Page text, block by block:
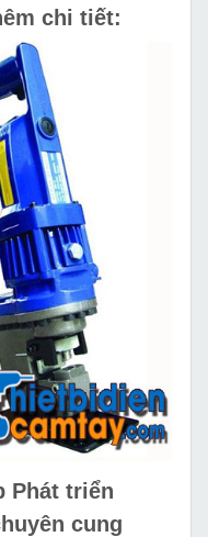
chi tiết:
Phát triển
cung